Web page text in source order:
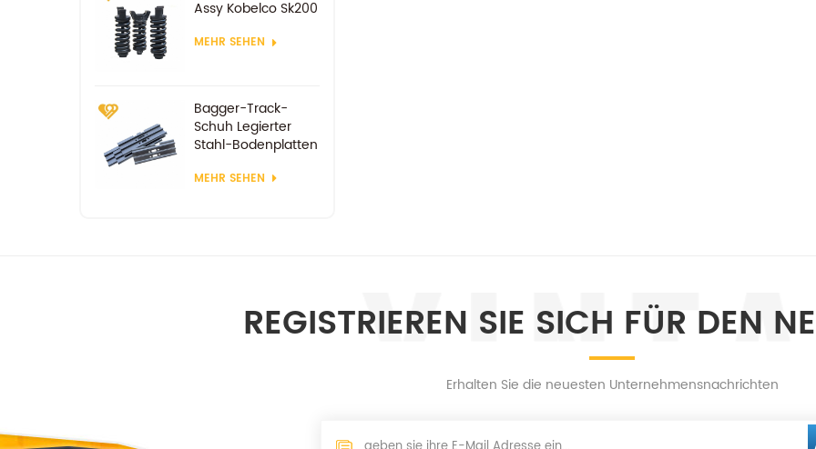
Assy Kobelco Sk200
MEHR SEHEN
Bagger-Track-
Schuh Legierter
Stahl-Bodenplatten
MEHR SEHEN
REGISTRIEREN SIE SICH FÜR DEN
Erhalten Sie die neuesten Unternehmensnachrichten